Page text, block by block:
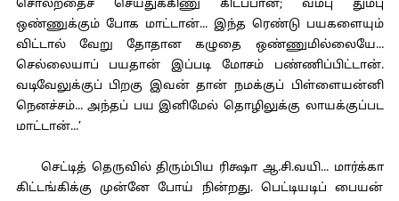
சொல்றதைச் செய்துக்கிணு கிடப்பான்; வம்பு தும்பு
ஒண்ணுக்கும் போக மாட்டான்... இந்த ரெண்டு பயகளையும்
விட்டால் வேறு தோதான கழுதை ஒண்ணுமில்லையே...
செல்லையாப் பயதான் இப்படி மோசம் பண்ணிப்பிட்டான்.
வடிவேலுக்குப் பிறகு இவன் தான் நமக்குப் பிள்ளையன்னி
நெனச்சம்... அந்தப் பய இனிமேல் தொழிலுக்கு லாயக்குப்பட
மாட்டான்...’
செட்டித் தெருவில் திரும்பிய ரிக்ஷா ஆ.சி.வயி... மார்க்கா
கிட்டங்கிக்கு முன்னே போய் நின்றது. பெட்டியடிப் பையன்